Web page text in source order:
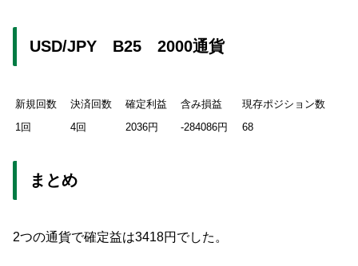
USD/JPY B25 2000通貨
新規回数 決済回数 確定利益 含み損益
現存ポジション数
1回
4回 2036円 -284086円 68
まとめ
2つの通貨で確定益は3418円でした。